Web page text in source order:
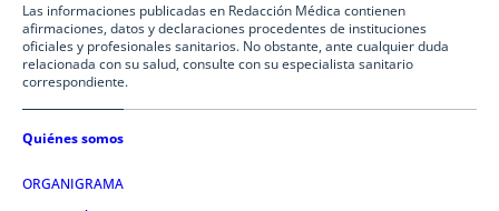
Las informaciones publicadas en Redacción Médica contienen
afirmaciones, datos y declaraciones procedentes de instituciones
oficiales y profesionales sanitarios. No obstante, ante cualquier duda
relacionada con su salud, consulte con su especialista sanitario
correspondiente.
Quiénes somos
ORGANIGRAMA